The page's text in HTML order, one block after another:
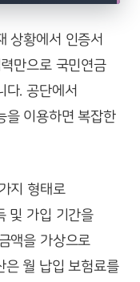
상황에서 인증서
만으로 국민연금
다. 공단에서
을 이용하면 복잡한
지 형태로
및 가입 기간을
액을 가상으로
은 월 납입 보험료를